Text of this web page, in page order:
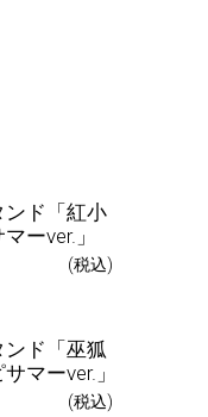
ンド「紅小
ーver.」
(税込)
ド「巫狐
マーver.」
(税込)